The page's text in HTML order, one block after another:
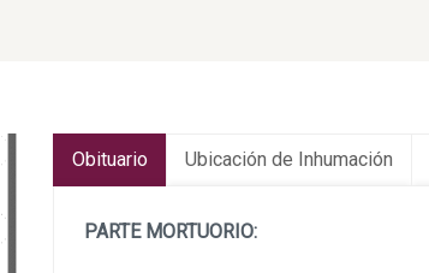
Obituario Ubicación de Inhumación
PARTE MORTUORIO: